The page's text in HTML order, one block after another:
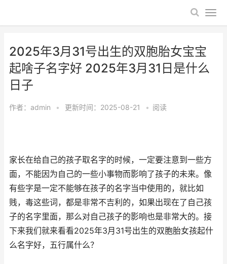
2025年3月31号出生的双胞胎女宝宝
起啥子名字好 2025年3月31日是什么
日子
作者： admin • 更新时间：2025-08-21 • 阅读
家长在给自己的孩子取名字的时候，一定要注意到一些方
面，不能因为自己的一些小事物而影响了孩子的未来。像
有些字是一定不能够在孩子的名字当中使用的，就比如
贱，毒这些词，都是非常不吉利的，如果出现在了自己孩
子的名字里面，那么对自己孩子的影响也是非常大的。接
下来我们就来看看2025年3月31号出生的双胞胎女孩起什
么名字好，五行属什么？